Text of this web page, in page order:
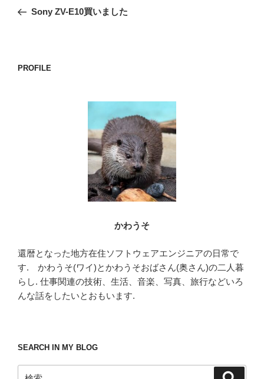
ナ
ー
の
Sony ZV-E10買いました
PROFILE
かわうそ
還暦となった地方在住ソフトウェアエンジニアの日常で
す. かわうそ(ワイ)とかわうそおばさん(奥さん)の二人暮
らし. 仕事関連の技術、生活、音楽、写真、旅行などいろ
んな話をしたいとおもいます.
SEARCH IN MY BLOG